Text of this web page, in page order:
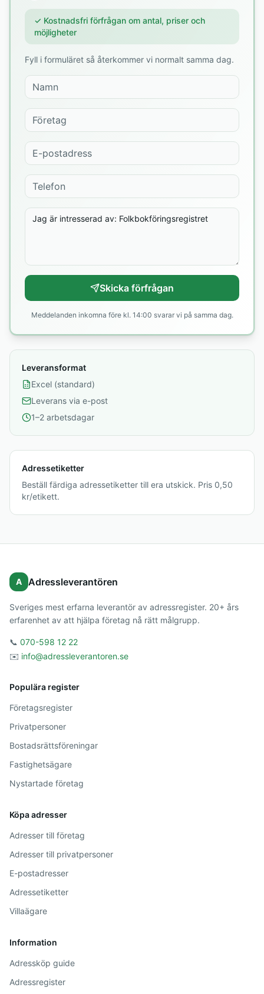
✓ Kostnadsfri förfrågan om antal, priser och
möjligheter
Fyll i formuläret så återkommer vi normalt samma dag.
Skicka förfrågan
Meddelanden inkomna före kl. 14:00 svarar vi på samma dag.
Leveransformat
Excel (standard)
Leverans via e-post
1–2 arbetsdagar
Adressetiketter
Beställ färdiga adressetiketter till era utskick. Pris 0,50
kr/etikett.
A Adressleverantören
Sveriges mest erfarna leverantör av adressregister. 20+ års
erfarenhet av att hjälpa företag nå rätt målgrupp.
📞 070-598 12 22
✉️ info@adressleverantoren.se
Populära register
Företagsregister
Privatpersoner
Bostadsrättsföreningar
Fastighetsägare
Nystartade företag
Köpa adresser
Adresser till företag
Adresser till privatpersoner
E-postadresser
Adressetiketter
Villaägare
Information
Adressköp guide
Adressregister